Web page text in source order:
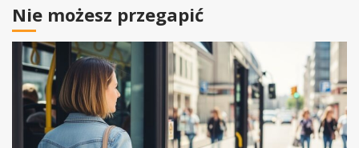
Nie możesz przegapić